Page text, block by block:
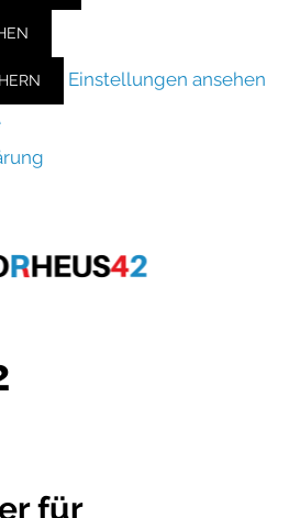
Einstellungen ansehen
für